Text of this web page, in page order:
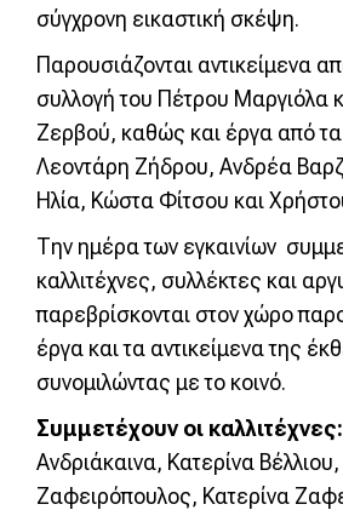
σύγχρονη εικαστική σκέψη.
Παρουσιάζονται αντικείμενα
συλλογή του Πέτρου Μαργιόλα
Ζερβού, καθώς και έργα από
Λεοντάρη Ζήδρου, Ανδρέα
Ηλία, Κώστα Φίτσου και
Την ημέρα των εγκαινίων
καλλιτέχνες, συλλέκτες και
παρεβρίσκονται στον χώρο
έργα και τα αντικείμενα της
συνομιλώντας με το κοινό.
Συμμετέχουν οι καλλιτέχνες:
Ανδριάκαινα, Κατερίνα
Ζαφειρόπουλος, Κατερίνα